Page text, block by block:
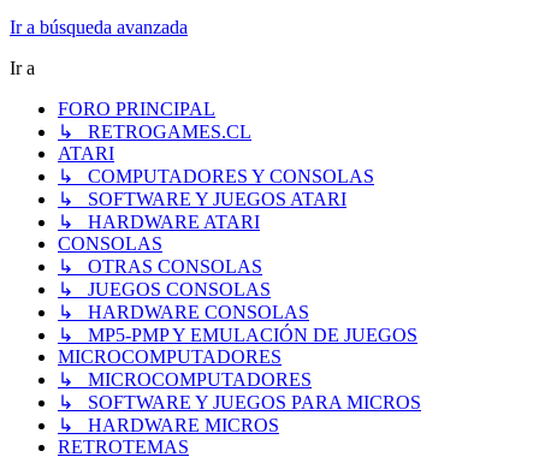
Ir a búsqueda avanzada
Ir a
FORO PRINCIPAL
↳ RETROGAMES.CL
ATARI
↳ COMPUTADORES Y CONSOLAS
↳ SOFTWARE Y JUEGOS ATARI
↳ HARDWARE ATARI
CONSOLAS
↳ OTRAS CONSOLAS
↳ JUEGOS CONSOLAS
↳ HARDWARE CONSOLAS
↳ MP5-PMP Y EMULACIÓN DE JUEGOS
MICROCOMPUTADORES
↳ MICROCOMPUTADORES
↳ SOFTWARE Y JUEGOS PARA MICROS
↳ HARDWARE MICROS
RETROTEMAS